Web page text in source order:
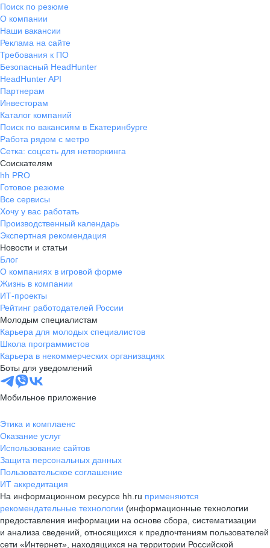
Поиск по резюме
О компании
Наши вакансии
Реклама на сайте
Требования к ПО
Безопасный HeadHunter
HeadHunter API
Партнерам
Инвесторам
Каталог компаний
Поиск по вакансиям в Екатеринбурге
Работа рядом с метро
Сетка: соцсеть для нетворкинга
Соискателям
hh PRO
Готовое резюме
Все сервисы
Хочу у вас работать
Производственный календарь
Экспертная рекомендация
Новости и статьи
Блог
О компаниях в игровой форме
Жизнь в компании
ИТ-проекты
Рейтинг работодателей России
Молодым специалистам
Карьера для молодых специалистов
Школа программистов
Карьера в некоммерческих организациях
Боты для уведомлений
Мобильное приложение
Этика и комплаенс
Оказание услуг
Использование сайтов
Защита персональных данных
Пользовательское соглашение
ИТ аккредитация
На информационном ресурсе hh.ru применяются
рекомендательные технологии (информационные технологии
предоставления информации на основе сбора, систематизации
и анализа сведений, относящихся к предпочтениям пользователей
сети «Интернет», находящихся на территории Российской